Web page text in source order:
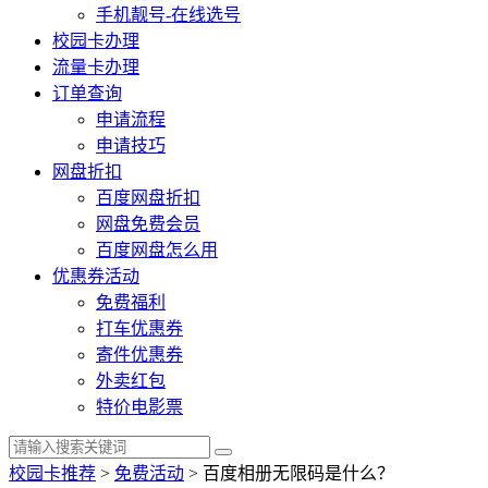
手机靓号-在线选号
校园卡办理
流量卡办理
订单查询
申请流程
申请技巧
网盘折扣
百度网盘折扣
网盘免费会员
百度网盘怎么用
优惠券活动
免费福利
打车优惠券
寄件优惠券
外卖红包
特价电影票
校园卡推荐 > 免费活动 > 百度相册无限码是什么？